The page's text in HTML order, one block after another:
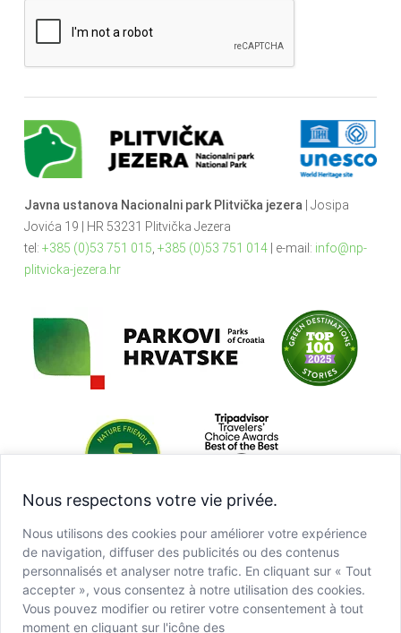
Nous respectons votre vie privée.
Nous utilisons des cookies pour améliorer votre expérience
de navigation, diffuser des publicités ou des contenus
personnalisés et analyser notre trafic. En cliquant sur « Tout
accepter », vous consentez à notre utilisation des cookies.
Vous pouvez modifier ou retirer votre consentement à tout
moment en cliquant sur l'icône des
Javna ustanova Nacionalni park Plitvička jezera| Josipa
Jovića 19 | HR 53231 Plitvička Jezera
tel: +385 (0)53 751 015, +385 (0)53 751 014| e-mail: info@np-
plitvicka-jezera.hr